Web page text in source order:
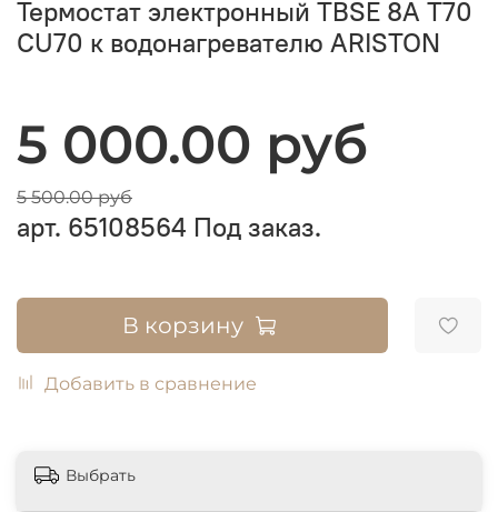
Термостат электронный TBSE 8A T70
CU70 к водонагревателю ARISTON
5 000.00 руб
5 500.00 руб
арт. 65108564 Под заказ.
В корзину
Добавить в сравнение
Выбрать